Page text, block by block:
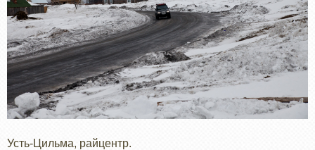
Усть-Цильма, райцентр.